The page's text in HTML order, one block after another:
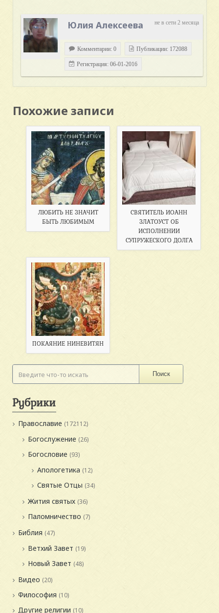
не в сети 2 месяца
Юлия Алексеева
Комментарии: 0 Публикации: 172088
Регистрация: 06-01-2016
Похожие записи
ЛЮБИТЬ НЕ ЗНАЧИТ
БЫТЬ ЛЮБИМЫМ
СВЯТИТЕЛЬ ИОАНН
ЗЛАТОУСТ ОБ
ИСПОЛНЕНИИ
СУПРУЖЕСКОГО ДОЛГА
ПОКАЯНИЕ НИНЕВИТЯН
Поиск
Рубрики
Православие (172112)
Богослужение (26)
Богословие (93)
Апологетика (12)
Святые Отцы (34)
Жития святых (36)
Паломничество (7)
Библия (47)
Ветхий Завет (19)
Новый Завет (48)
Видео (20)
Философия (10)
Другие религии (10)